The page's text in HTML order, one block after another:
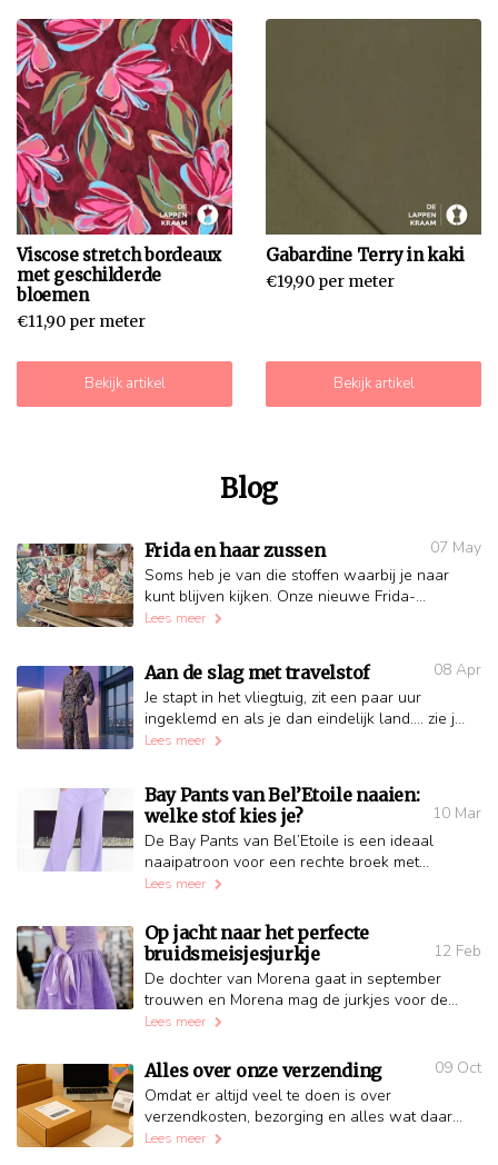
Viscose stretch bordeaux
met geschilderde
bloemen
€11,90 per meter
Bekijk artikel
Gabardine Terry in kaki
€19,90 per meter
Bekijk artikel
Blog
Frida en haar zussen
07 May
Soms heb je van die stoffen waarbij je naar
kunt blijven kijken. Onze nieuwe Frida-
gobelins zijn precies zo. Kleurrijk, stevig en
Lees meer
Aan de slag met travelstof
08 Apr
Je stapt in het vliegtuig, zit een paar uur
ingeklemd en als je dan eindelijk land.... zie jij
er nog steeds geweldig uit. Jij stapt met jouw
Lees meer
Bay Pants van Bel’Etoile naaien:
welke stof kies je?
10 Mar
De Bay Pants van Bel’Etoile is een ideaal
naaipatroon voor een rechte broek met
elastiek. Dankzij de comfortabele pasvorm,
Lees meer
Op jacht naar het perfecte
bruidsmeisjesjurkje
12 Feb
De dochter van Morena gaat in september
trouwen en Morena mag de jurkjes voor de
kleindochters maken. Ze begint op tijd want
Lees meer
Alles over onze verzending
09 Oct
Omdat er altijd veel te doen is over
verzendkosten, bezorging en alles wat daarbij
komt kijken, hebben we er een blog over
Lees meer